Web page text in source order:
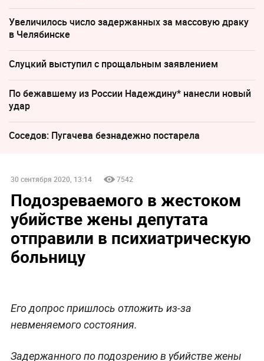
Увеличилось число задержанных за массовую драку
в Челябинске
Слуцкий выступил с прощальным заявлением
По бежавшему из России Надеждину* нанесли новый
удар
Соседов: Пугачева безнадежно постарела
30 сентября 2020, 13:14 7542
Подозреваемого в жестоком
убийстве жены депутата
отправили в психиатрическую
больницу
Его допрос пришлось отложить из-за
невменяемого состояния.
Задержанного по подозрению в убийстве жены